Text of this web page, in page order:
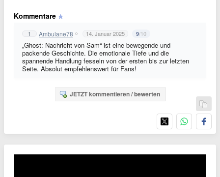
Kommentare
1 Ambulane78 14. Januar 2025 9/10
„Ghost: Nachricht von Sam“ ist eine bewegende und
packende Geschichte. Die emotionale Tiefe und die
spannende Handlung fesseln von der ersten bis zur letzten
Seite. Absolut empfehlenswert für Fans!
JETZT kommentieren / bewerten